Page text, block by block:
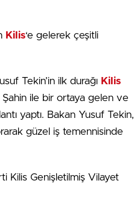
Kilis‘e gelerek çeşitli
Tekin’in ilk durağı Kilis
Şahin ile bir ortaya gelen ve
yaptı. Bakan Yusuf Tekin,
güzel iş temennisinde
Kilis Genişletilmiş Vilayet